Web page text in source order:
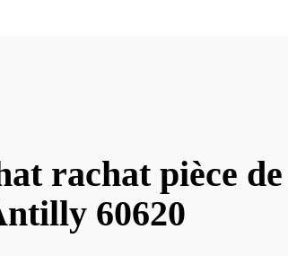
rachat pièce
60620